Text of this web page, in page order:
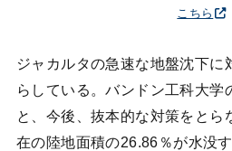
こちら
ジャカルタの急速な地盤沈下に
らしている。バンドン工科大学
と、今後、抜本的な対策をとら
在の陸地面積の26.86％が水没